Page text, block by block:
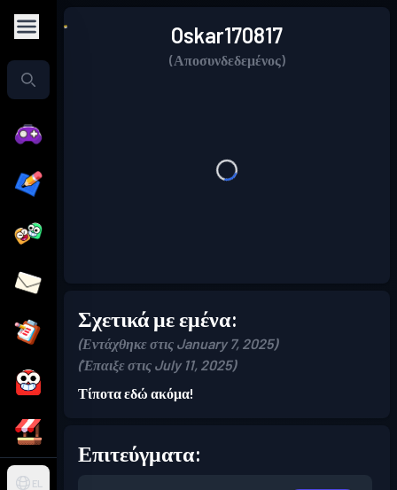
EL
Oskar170817
(Αποσυνδεδεμένος)
Σχετικά με εμένα:
(Εντάχθηκε στις January 7, 2025)
(Έπαιξε στις July 11, 2025)
Τίποτα εδώ ακόμα!
Επιτεύγματα: